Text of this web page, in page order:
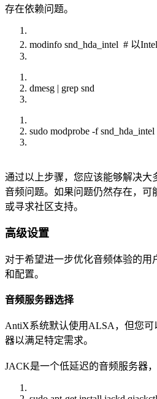
存在依赖问题。
modinfo snd_hda_intel # 以
dmesg | grep snd
sudo modprobe -f snd_hda_intel
通过以上步骤，您应该能够解决大
音频问题。如果问题仍然存在，可
或寻求社区支持。
高级设置
对于希望进一步优化音频体验的用
和配置。
音频服务器选择
AntiX系统默认使用ALSA，但您
器以满足特定需求。
JACK是一个低延迟的音频服务器